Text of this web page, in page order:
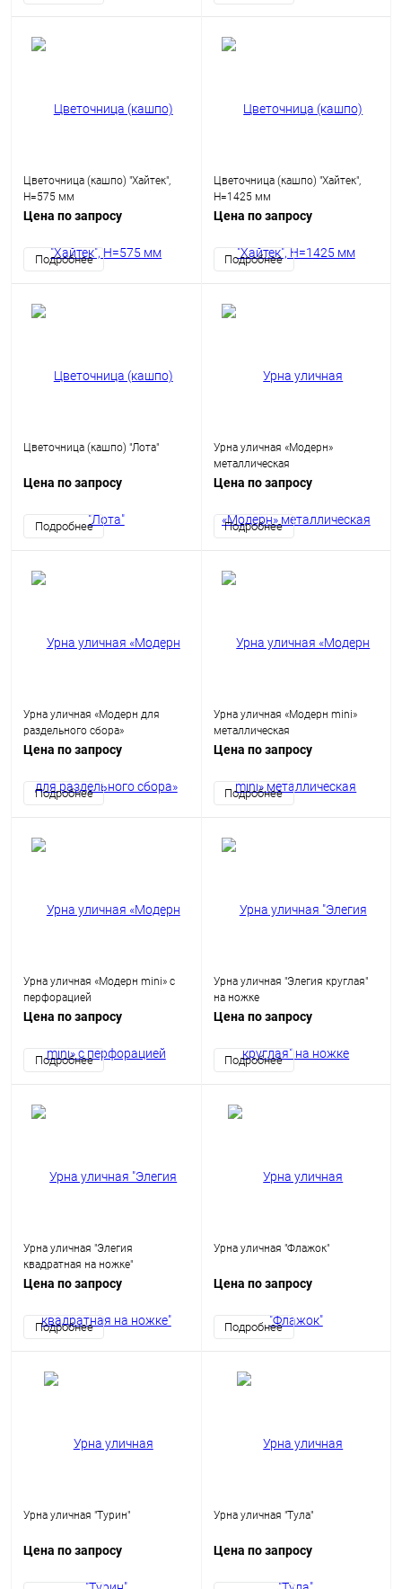
Цветочница (кашпо) "Хайтек",
H=575 мм
Цена по запросу
Подробнее
Цветочница (кашпо) "Хайтек",
H=1425 мм
Цена по запросу
Подробнее
Цветочница (кашпо) "Лота"
Цена по запросу
Подробнее
Урна уличная «Модерн»
металлическая
Цена по запросу
Подробнее
Урна уличная «Модерн для
раздельного сбора»
металлическая
Цена по запросу
Подробнее
Урна уличная «Модерн mini»
металлическая
Цена по запросу
Подробнее
Урна уличная «Модерн mini» c
перфорацией
Цена по запросу
Подробнее
Урна уличная "Элегия круглая"
на ножке
Цена по запросу
Подробнее
Урна уличная "Элегия
квадратная на ножке"
Цена по запросу
Подробнее
Урна уличная "Флажок"
Цена по запросу
Подробнее
Урна уличная "Турин"
Цена по запросу
Урна уличная "Тула"
Цена по запросу